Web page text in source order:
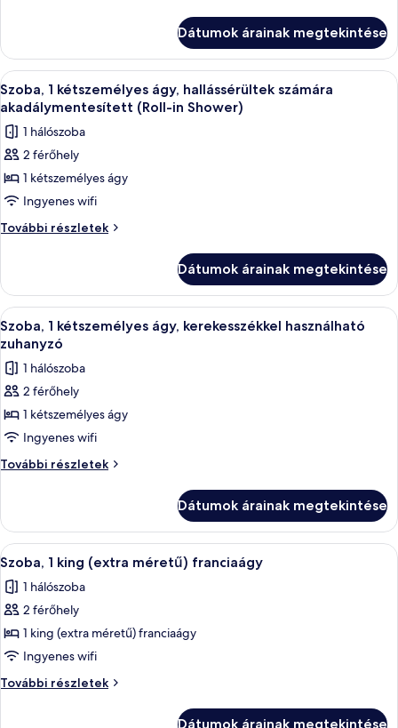
hallássérültek
számára
akadálymentesített
hallássérültek
számára
akadálymentesített
további
részletei
Dátumok árainak megtekintése
A
következő
szoba
összes
képének
megtekintése:
Szoba,
1
hallássérültek
számára
akadálymentesített
(Roll-
in
Shower)
Egy szállodai szoba, amelyben van
4
Szoba, 1 kétszemélyes ágy, hallássérültek számára
akadálymentesített (Roll-in Shower)
1 hálószoba
2 férőhely
1 kétszemélyes ágy
Ingyenes wifi
További részletek
Szoba,
hallássérültek
számára
akadálymentesített
(Roll-
Shower)
további
Dátumok árainak megtekintése
A
következő
szoba
összes
képének
megtekintése:
Szoba,
1
kerekesszékkel
használható
zuhanyzó
Egy szállodai szoba, amelyben van
4
Szoba, 1 kétszemélyes ágy, kerekesszékkel használható
zuhanyzó
1 hálószoba
2 férőhely
1 kétszemélyes ágy
Ingyenes wifi
További részletek
Szoba,
kerekesszékkel
használható
zuhanyzó
részletei
Dátumok árainak megtekintése
A
következő
szoba
összes
képének
megtekintése:
Szoba,
1
Egy szállodai szoba, amelyben
8
Szoba, 1 king (extra méretű) franciaágy
1 hálószoba
2 férőhely
1 king (extra méretű) franciaágy
Ingyenes wifi
További részletek
Szoba,
Dátumok árainak megtekintése